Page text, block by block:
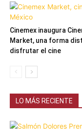
Cinemex inaugura
Market, una forma
disfrutar el cine
LO MÁS RECIENTE